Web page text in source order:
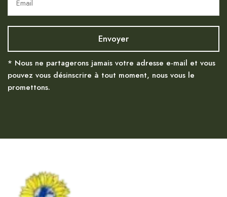
* Nous ne partagerons jamais votre adresse e-mail et vous
pouvez vous désinscrire à tout moment, nous vous le
promettons.